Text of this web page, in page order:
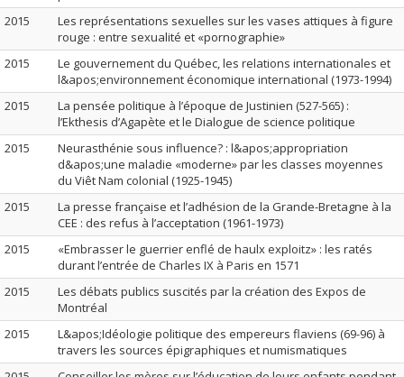
2015
Les représentations sexuelles sur les vases attiques à figure
rouge : entre sexualité et «pornographie»
2015
Le gouvernement du Québec, les relations internationales et
l&apos;environnement économique international (1973-1994)
2015
La pensée politique à l’époque de Justinien (527-565) :
l’Ekthesis d’Agapète et le Dialogue de science politique
2015
Neurasthénie sous influence? : l&apos;appropriation
d&apos;une maladie «moderne» par les classes moyennes
du Viêt Nam colonial (1925-1945)
2015
La presse française et l’adhésion de la Grande-Bretagne à la
CEE : des refus à l’acceptation (1961-1973)
2015
«Embrasser le guerrier enflé de haulx exploitz» : les ratés
durant l’entrée de Charles IX à Paris en 1571
2015
Les débats publics suscités par la création des Expos de
Montréal
2015
L&apos;Idéologie politique des empereurs flaviens (69-96) à
travers les sources épigraphiques et numismatiques